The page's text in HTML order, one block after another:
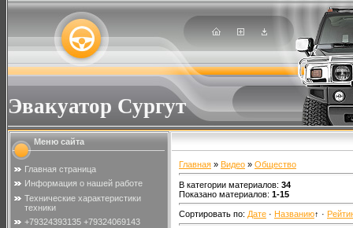
Эвакуатор Сургут
Меню сайта
Главная страница
Информация о нашей работе
Технические характеристики
техники
+79324393135 +79324069143
Главная » Видео » Общество
В категории материалов: 34
Показано материалов: 1-15
Сортировать по: Дате · Названию↑ ·